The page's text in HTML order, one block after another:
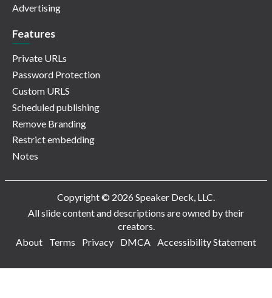
Advertising
Features
Private URLs
Password Protection
Custom URLS
Scheduled publishing
Remove Branding
Restrict embedding
Notes
Copyright © 2026 Speaker Deck, LLC.
All slide content and descriptions are owned by their
creators.
About
Terms Privacy DMCA Accessibility Statement